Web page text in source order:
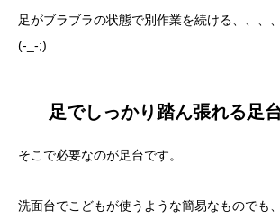
足がブラブラの状態で別作業を続ける、、、
(-_-;)
足でしっかり踏ん張れる足
そこで必要なのが足台です。
洗面台でこどもが使うような簡易なものでも